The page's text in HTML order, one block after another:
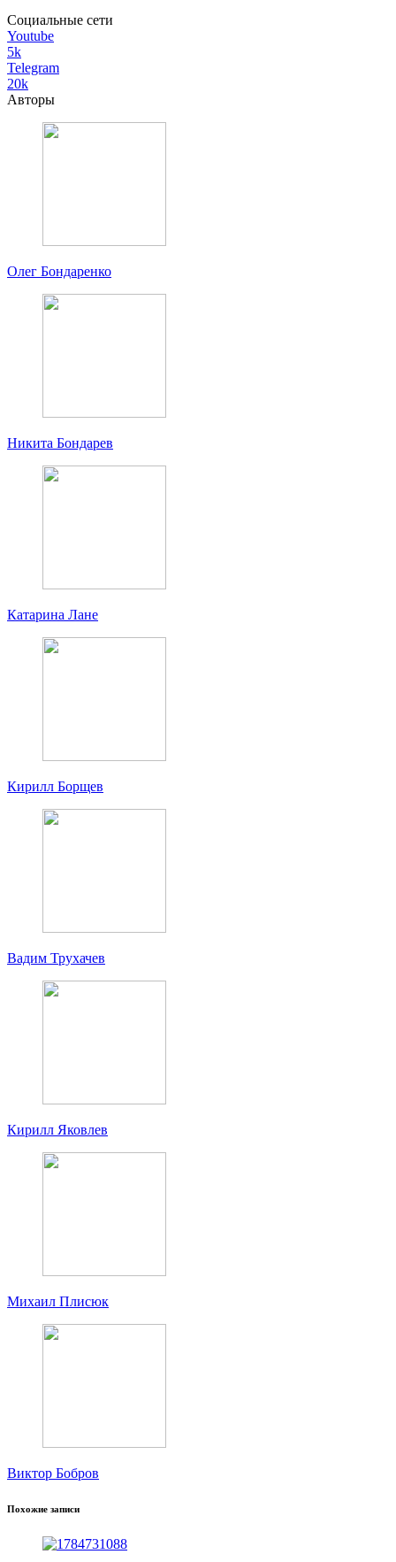
Социальные сети
Youtube
5k
Telegram
20k
Авторы
Олег Бондаренко
Никита Бондарев
Катарина Лане
Кирилл Борщев
Вадим Трухачев
Кирилл Яковлев
Михаил Плисюк
Виктор Бобров
Похожие записи